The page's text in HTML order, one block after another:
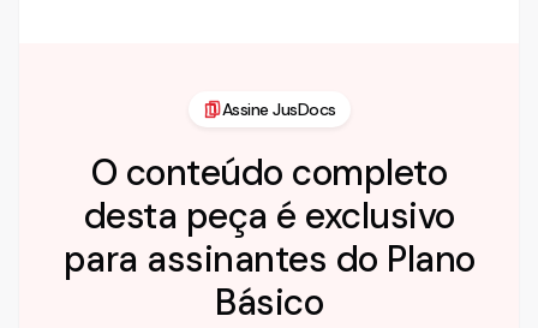
Assine JusDocs
O conteúdo completo
desta peça é exclusivo
para assinantes do Plano
Básico